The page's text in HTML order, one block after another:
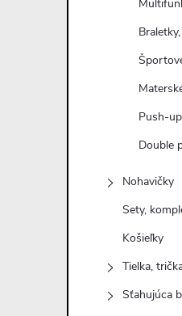
Push-up
Double
Nohavičky
Sety,
Košieľky
Tielka,
Sťahujúca